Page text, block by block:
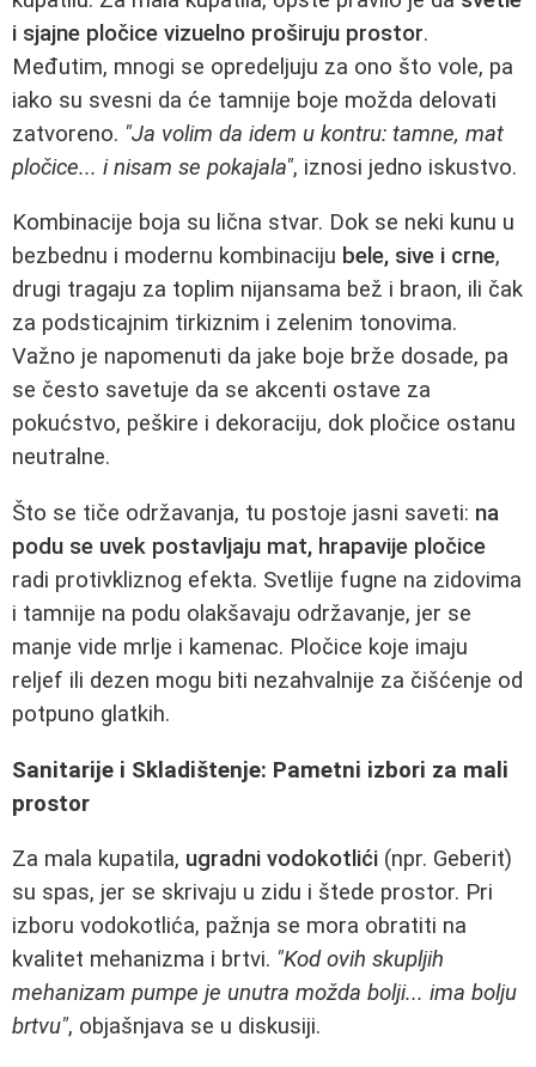
i sjajne pločice vizuelno proširuju prostor.
Međutim, mnogi se opredeljuju za ono što vole, pa
iako su svesni da će tamnije boje možda delovati
zatvoreno. "Ja volim da idem u kontru: tamne, mat
pločice... i nisam se pokajala", iznosi jedno iskustvo.
Kombinacije boja su lična stvar. Dok se neki kunu u
bezbednu i modernu kombinaciju bele, sive i crne,
drugi tragaju za toplim nijansama bež i braon, ili čak
za podsticajnim tirkiznim i zelenim tonovima.
Važno je napomenuti da jake boje brže dosade, pa
se često savetuje da se akcenti ostave za
pokućstvo, peškire i dekoraciju, dok pločice ostanu
neutralne.
Što se tiče održavanja, tu postoje jasni saveti: na
podu se uvek postavljaju mat, hrapavije pločice
radi protivkliznog efekta. Svetlije fugne na zidovima
i tamnije na podu olakšavaju održavanje, jer se
manje vide mrlje i kamenac. Pločice koje imaju
reljef ili dezen mogu biti nezahvalnije za čišćenje od
potpuno glatkih.
Sanitarije i Skladištenje: Pametni izbori za mali
prostor
Za mala kupatila, ugradni vodokotlići (npr. Geberit)
su spas, jer se skrivaju u zidu i štede prostor. Pri
izboru vodokotlića, pažnja se mora obratiti na
kvalitet mehanizma i brtvi. "Kod ovih skupljih
mehanizam pumpe je unutra možda bolji... ima bolju
brtvu", objašnjava se u diskusiji.